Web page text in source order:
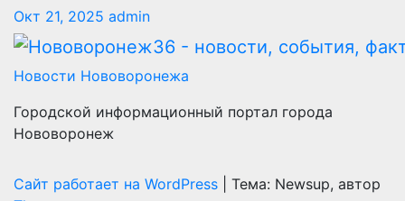
Окт 21, 2025 admin
Новости Нововоронежа
Городской информационный портал города
Нововоронеж
Сайт работает на WordPress
Тема: Newsup, автор